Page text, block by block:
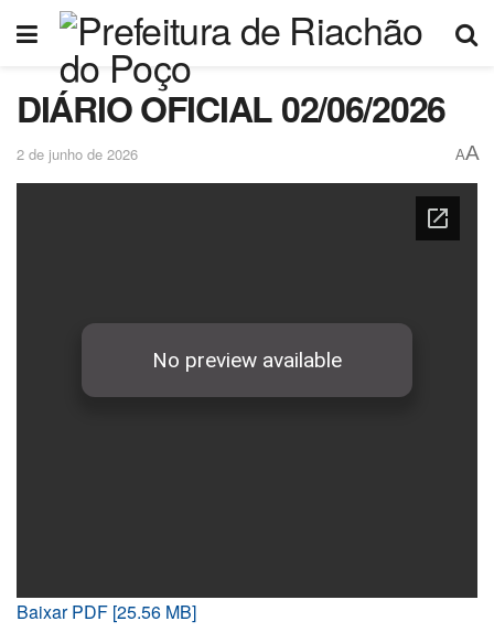
DIÁRIO OFICIAL 02/06/2026
2 de junho de 2026 AA
Baixar PDF [25.56 MB]